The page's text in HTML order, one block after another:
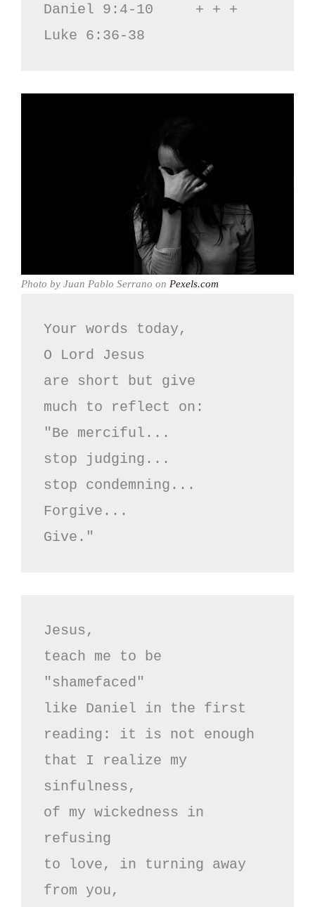
Daniel 9:4-10     + + +
Luke 6:36-38
Photo by Juan Pablo Serrano on Pexels.com
Your words today,
O Lord Jesus
are short but give
much to reflect on:
"Be merciful...
stop judging...
stop condemning...
Forgive...
Give."
Jesus,
teach me to be
"shamefaced"
like Daniel in the first
reading: it is not enough
that I realize my
sinfulness,
of my wickedness in
refusing
to love, in turning away
from you,